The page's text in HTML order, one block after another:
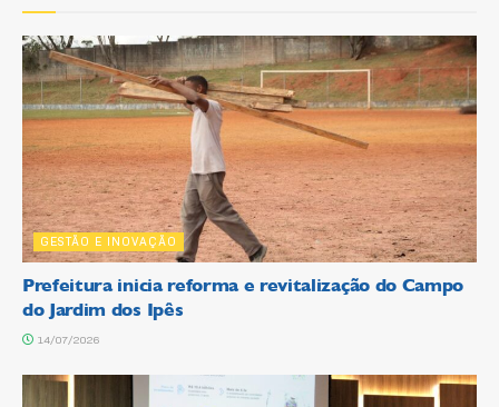
GESTÃO E INOVAÇÃO
Prefeitura inicia reforma e revitalização do Campo
do Jardim dos Ipês
14/07/2026